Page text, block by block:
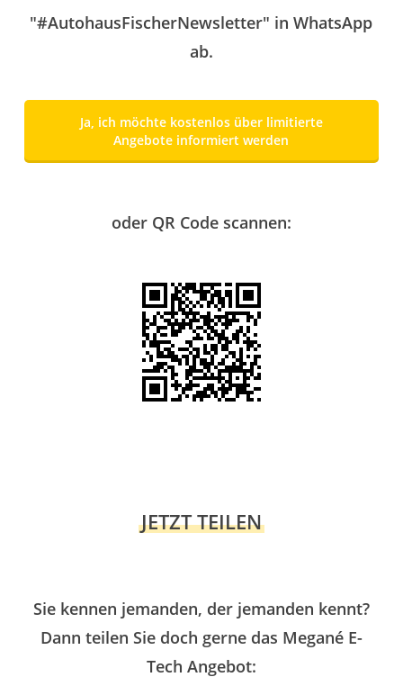
"#AutohausFischerNewsletter" in WhatsApp
ab.
Ja, ich möchte kostenlos über limitierte
Angebote informiert werden
oder QR Code scannen:
JETZT TEILEN
Sie kennen jemanden, der jemanden kennt?
Dann teilen Sie doch gerne das Megané E-
Tech Angebot: